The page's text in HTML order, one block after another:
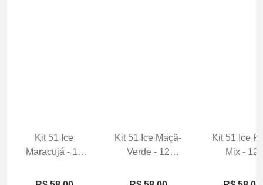
Kit 51 Ice
Maracujá - 12
275ml
Kit 51 Ice Maçã-
Verde - 12
275ml
Kit 51 Ice
Mix - 12
275ml